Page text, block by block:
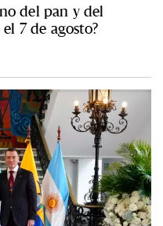
del pan y del
7 de agosto?